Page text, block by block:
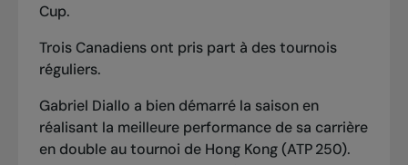
Cup.
Trois Canadiens ont pris part à des tournois
réguliers.
Gabriel Diallo a bien démarré la saison en
réalisant la meilleure performance de sa carrière
en double au tournoi de Hong Kong (ATP 250).